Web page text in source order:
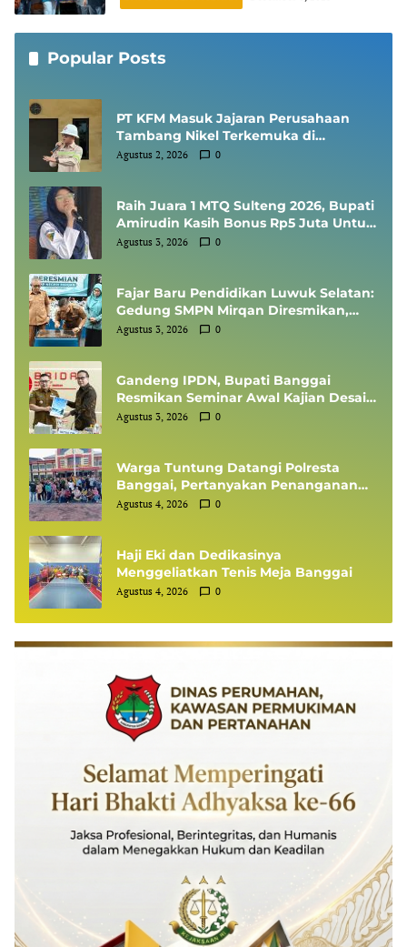
Popular Posts
PT KFM Masuk Jajaran Perusahaan
Tambang Nikel Terkemuka di
Indonesia, Diundang Kementerian
Agustus 2, 2026 0
Raih Juara 1 MTQ Sulteng 2026, Bupati
Amirudin Kasih Bonus Rp5 Juta Untuk
Siswi MTsN 1 Banggai, Kepala Sekolah
Agustus 3, 2026 0
Fajar Baru Pendidikan Luwuk Selatan:
Gedung SMPN Mirqan Diresmikan,
Bupati Banggai Targetkan Generasi
Agustus 3, 2026 0
Gandeng IPDN, Bupati Banggai
Resmikan Seminar Awal Kajian Desain
Besar Wilayah
Agustus 3, 2026 0
Warga Tuntung Datangi Polresta
Banggai, Pertanyakan Penanganan
Perkara Dugaan Tipikor APBDes
Agustus 4, 2026 0
Haji Eki dan Dedikasinya
Menggeliatkan Tenis Meja Banggai
Agustus 4, 2026 0